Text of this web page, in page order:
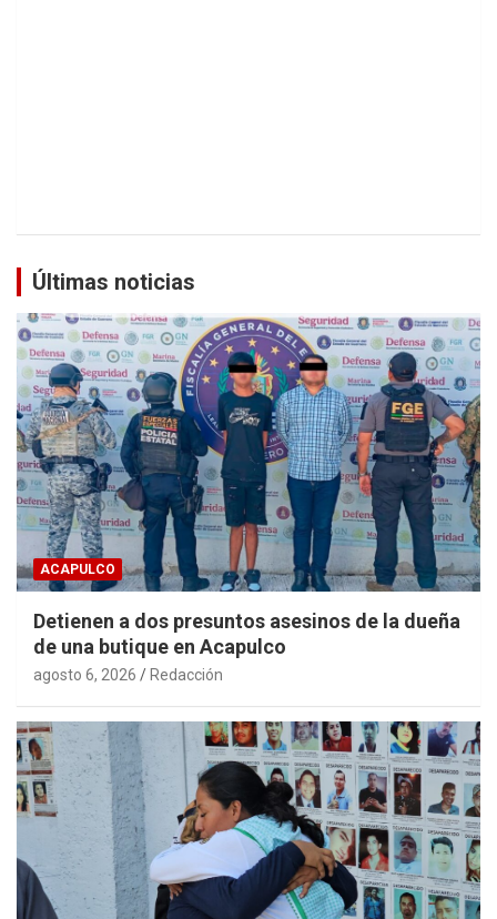
Últimas noticias
ACAPULCO
Detienen a dos presuntos asesinos de la dueña
de una butique en Acapulco
agosto 6, 2026 Redacción